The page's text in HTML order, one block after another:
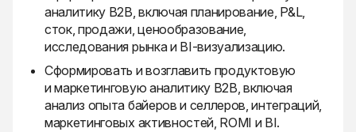
аналитику B2B, включая планирование, P&L,
сток, продажи, ценообразование,
исследования рынка и BI-визуализацию.
Сформировать и возглавить продуктовую
и маркетинговую аналитику B2B, включая
анализ опыта байеров и селлеров, интеграций,
маркетинговых активностей, ROMI и BI.